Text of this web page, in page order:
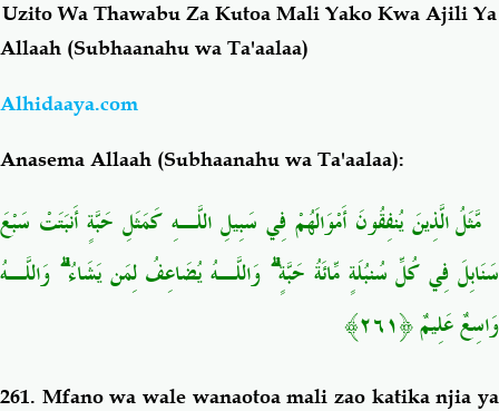
Salaf Wa Ummah Firaq-Makundi
Fiqh-Ibaadah
Akhlaaq-Aadaab Raqaaiq
Maswali-Majibu
Chemsha Bongo Vitabu
Uzito Wa Thawabu Za Kutoa Mali Yako Kwa Ajili Ya
Allaah (Subhaanahu wa Ta'aalaa)
Alhidaaya.com
Anasema Allaah (Subhaanahu wa Ta'aalaa):
مَّثَلُ الَّذِينَ يُنفِقُونَ أَمْوَالَهُمْ فِي سَبِيلِ اللَّـهِ كَمَثَلِ حَبَّةٍ أَنبَتَتْ سَبْعَ
سَنَابِلَ فِي كُلِّ سُنبُلَةٍ مِّائَةُ حَبَّةٍ ۗ وَاللَّـهُ يُضَاعِفُ لِمَن يَشَاءُ ۗ وَاللَّـهُ
وَاسِعٌ عَلِيمٌ ﴿٢٦١﴾
261. Mfano wa wale wanaotoa mali zao katika njia ya